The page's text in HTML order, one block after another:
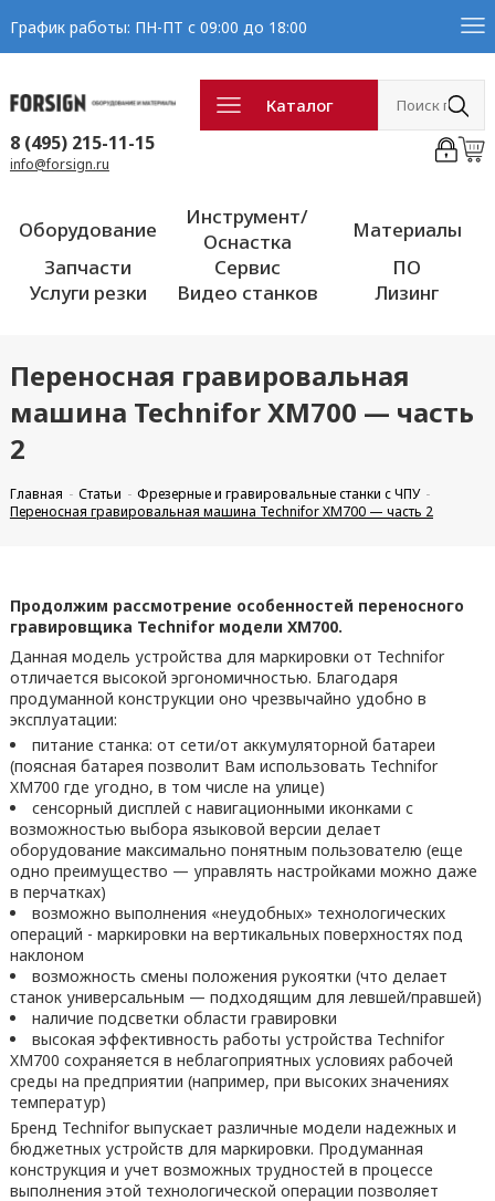
График работы: ПН-ПТ с 09:00 до 18:00
Каталог
8 (495) 215-11-15
info@forsign.ru
Оборудование
Инструмент/
Оснастка
Материалы
Запчасти
Сервис
ПО
Услуги резки
Видео станков Лизинг
Переносная гравировальная
машина Technifor XM700 — часть
2
Главная Статьи
Фрезерные и гравировальные станки с ЧПУ
Переносная гравировальная машина Technifor XM700 — часть 2
Продолжим рассмотрение особенностей переносного
гравировщика Technifor модели XM700.
Данная модель устройства для маркировки от Technifor
отличается высокой эргономичностью. Благодаря
продуманной конструкции оно чрезвычайно удобно в
эксплуатации:
питание станка: от сети/от аккумуляторной батареи
(поясная батарея позволит Вам использовать Technifor
XM700 где угодно, в том числе на улице)
сенсорный дисплей с навигационными иконками с
возможностью выбора языковой версии делает
оборудование максимально понятным пользователю (еще
одно преимущество — управлять настройками можно даже
в перчатках)
возможно выполнения «неудобных» технологических
операций - маркировки на вертикальных поверхностях под
наклоном
возможность смены положения рукоятки (что делает
станок универсальным — подходящим для левшей/правшей)
наличие подсветки области гравировки
высокая эффективность работы устройства Technifor
XM700 сохраняется в неблагоприятных условиях рабочей
среды на предприятии (например, при высоких значениях
температур)
Бренд Technifor выпускает различные модели надежных и
бюджетных устройств для маркировки. Продуманная
конструкция и учет возможных трудностей в процессе
выполнения этой технологической операции позволяет